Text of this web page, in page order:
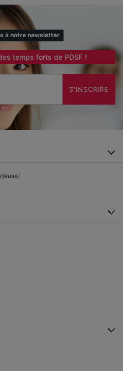
à notre newsletter
temps forts de PDSF !
S'INSCRIRE